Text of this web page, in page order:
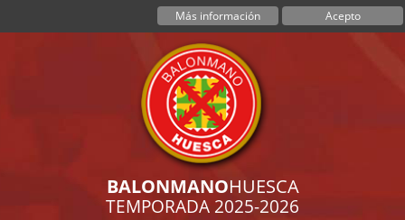
Más información
Acepto
BALONMANOHUESCA
TEMPORADA 2025-2026